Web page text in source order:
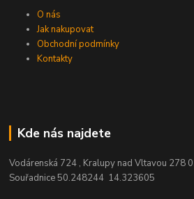
O nás
Jak nakupovat
Obchodní podmínky
Kontakty
Kde nás najdete
Vodárenská 724 , Kralupy nad Vltavou 278
Souřadnice 50.248244 14.323605